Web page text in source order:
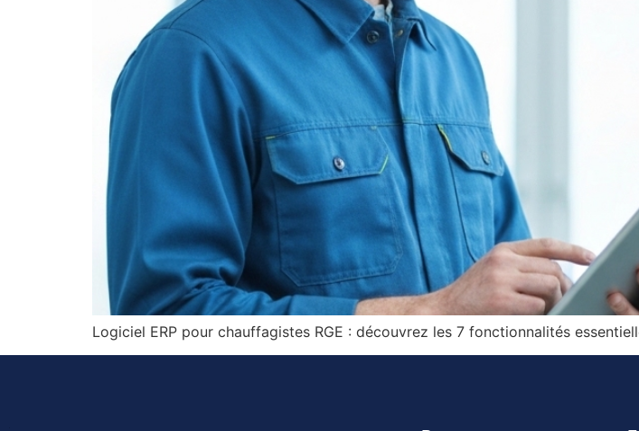
Logiciel ERP pour chauffagistes RGE : découvrez les 7 fonctionnalités